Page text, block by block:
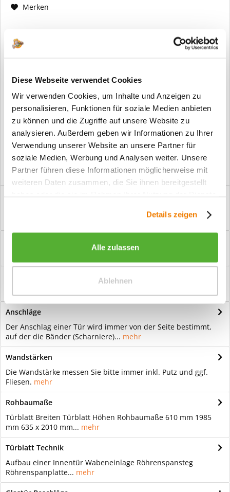
Diese Webseite verwendet Cookies
Wir verwenden Cookies, um Inhalte und Anzeigen zu
personalisieren, Funktionen für soziale Medien anbieten
zu können und die Zugriffe auf unsere Website zu
analysieren. Außerdem geben wir Informationen zu Ihrer
Verwendung unserer Website an unsere Partner für
soziale Medien, Werbung und Analysen weiter. Unsere
Partner führen diese Informationen möglicherweise mit
weiteren Daten zusammen, die Sie ihnen bereitgestellt
Details zeigen
Alle zulassen
Ablehnen
Merken
Fragen zum Artikel?
Info:
Dieser Artikel wird gemäß Ihrer
kundenspezifische Anfertigung vom
Widerruf / der Rückgabe
ausgeschlossen.
Vorteile
Kostenloser Versand ab € 2000,- Bestellwert
Versand mit eigener Spedition
Ganzglastür Motiv Kiano 8 matt Für eine zeitlose Optik: Das
Anschläge
Der Anschlag einer Tür wird immer von der Seite bestimmt,
auf der die Bänder (Scharniere)... mehr
Wandstärken
Die Wandstärke messen Sie bitte immer inkl. Putz und ggf.
Fliesen. mehr
Rohbaumaße
Türblatt Breiten Türblatt Höhen Rohbaumaße 610 mm 1985
mm 635 x 2010 mm... mehr
Türblatt Technik
Aufbau einer Innentür Wabeneinlage Röhrenspansteg
Röhrenspanplatte... mehr